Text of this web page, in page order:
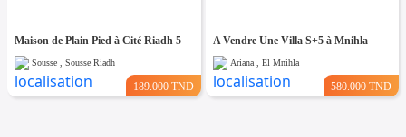
Maison de Plain Pied à Cité Riadh 5
Sousse , Sousse Riadh
189.000 TND
A Vendre Une Villa S+5 à Mnihla
Ariana , El Mnihla
580.000 TND